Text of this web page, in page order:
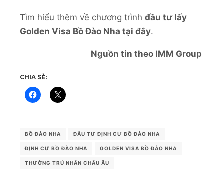
Tìm hiểu thêm về chương trình đầu tư lấy
Golden Visa Bồ Đào Nha tại đây.
Nguồn tin theo IMM Group
CHIA SẺ:
BỒ ĐÀO NHA ĐẦU TƯ ĐỊNH CƯ BỒ ĐÀO NHA
ĐỊNH CƯ BỒ ĐÀO NHA GOLDEN VISA BỒ ĐÀO NHA
THƯỜNG TRÚ NHÂN CHÂU ÂU